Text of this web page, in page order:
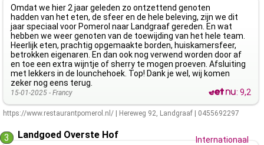
Omdat we hier 2 jaar geleden zo ontzettend genoten
hadden van het eten, de sfeer en de hele beleving, zijn we dit
jaar speciaal voor Pomerol naar Landgraaf gereden. En wat
hebben we weer genoten van de toewijding van het hele team.
Heerlijk eten, prachtig opgemaakte borden, huiskamersfeer,
betrokken eigenaren. En dan ook nog verwend worden door af
en toe een extra wijntje of sherry te mogen proeven. Afsluiting
met lekkers in de lounchehoek. Top! Dank je wel, wij komen
zeker nog eens terug.
15-01-2025 - Francy :9,2
https://www.restaurantpomerol.nl/ Hereweg 92, Landgraaf 0455692297
3 Landgoed Overste Hof
Internationaal